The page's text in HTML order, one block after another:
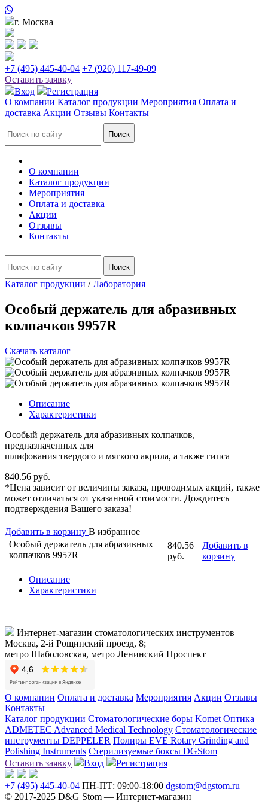
г. Москва
+7 (495) 445-40-04 +7 (926) 117-49-09
Оставить заявку
Вход
Регистрация
О компании Каталог продукции Мероприятия Оплата и
доставка Акции Отзывы Контакты
О компании
Каталог продукции
Мероприятия
Оплата и доставка
Акции
Отзывы
Контакты
Каталог продукции /Лаборатория
Особый держатель для абразивных
колпачков 9957R
Скачать каталог
Описание
Характеристики
Особый держатель для абразивных колпачков,
предназначенных для
шлифования твердого и мягкого акрила, а также гипса
840.56 руб.
*Цена зависит от величины заказа, проводимых акций, также
может отличаться от указанной стоимости. Дождитесь
подтверждения Вашего заказа!
Добавить в корзину В избранное
Особый держатель для абразивных
колпачков 9957R
840.56
руб.
Добавить в
корзину
Описание
Характеристики
Интернет-магазин стоматологических инструментов
Москва, 2-й Рощинский проезд, 8;
метро Шаболовская, метро Ленинский Проспект
О компании Оплата и доставка Мероприятия Акции Отзывы
Контакты
Каталог продукции Стоматологические боры Komet Оптика
ADMETEC Advanced Medical Technology Стоматологические
инструменты DEPPELER Полиры EVE Rotary Grinding and
Polishing Instruments Стерилизуемые боксы DGStom
Оставить заявку
Вход Регистрация
+7 (495) 445-40-04 ПН-ПТ: 09:00-18:00 dgstom@dgstom.ru
© 2017-2025 D&G Stom — Интернет-магазин